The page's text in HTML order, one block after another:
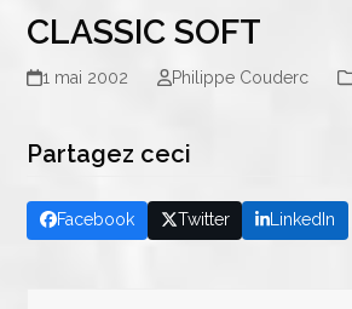
CLASSIC SOFT
1 mai 2002 Philippe Couderc
Partagez ceci
Facebook Twitter LinkedIn